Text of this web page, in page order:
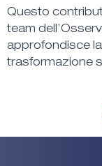
Questo
team
approfondisce
trasformazione